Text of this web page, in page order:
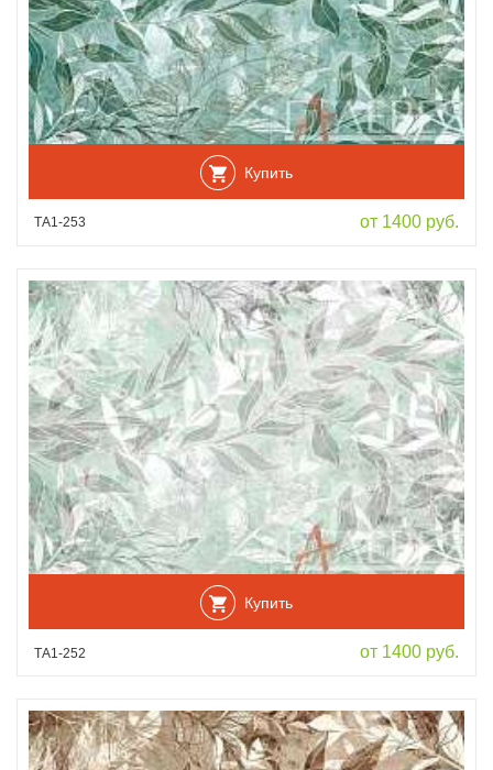
Купить
ТА1-253 от 1400 руб.
Купить
ТА1-252 от 1400 руб.